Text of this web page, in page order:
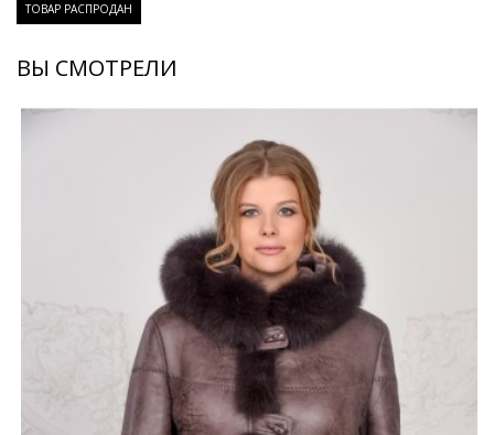
ТОВАР РАСПРОДАН
ВЫ СМОТРЕЛИ